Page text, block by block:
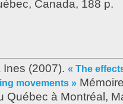
Canada, 188 p.
Ines (2007). « The
movements »
Québec à Montréal,